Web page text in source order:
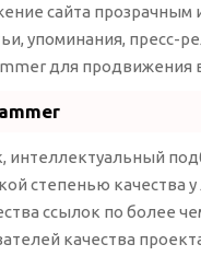
сайта прозрачным
упоминания, пресс-
для продвижения
степенью качества
ссылок по более
качества